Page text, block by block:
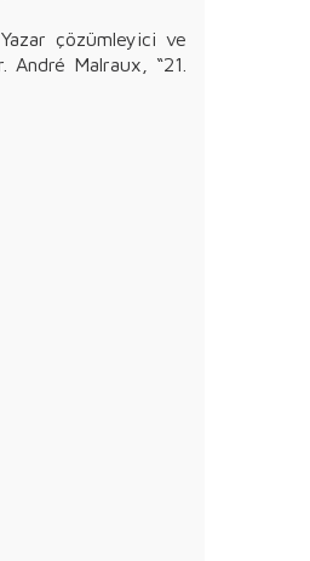
çözümleyici ve
Malraux, “21.